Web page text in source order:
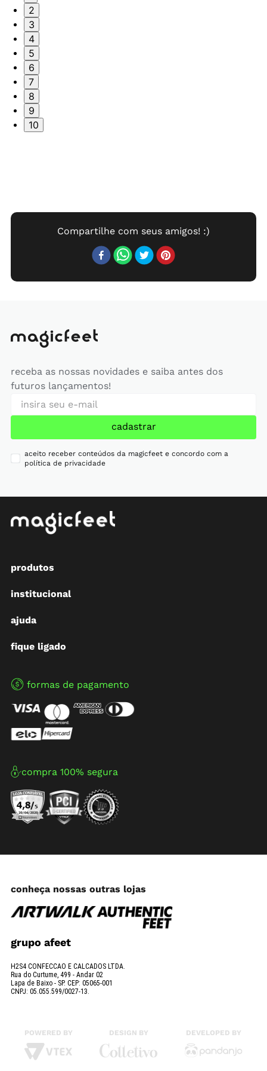
2
3
4
5
6
7
8
9
10
receba as nossas novidades e saiba antes dos
futuros lançamentos!
cadastrar
aceito receber conteúdos da magicfeet e concordo com a
política de privacidade
produtos
institucional
ajuda
fique ligado
formas de pagamento
compra 100% segura
conheça nossas outras lojas
grupo afeet
H2S4 CONFECCAO E CALCADOS LTDA.
Rua do Curtume, 499 - Andar 02
Lapa de Baixo - SP. CEP: 05065-001
CNPJ: 05.055.599/0027-13.
POWERED BY DESIGN BY DEVELOPED BY